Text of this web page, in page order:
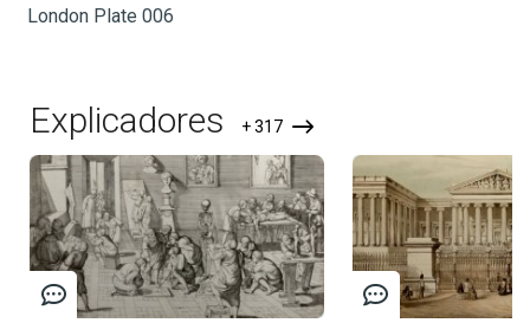
London Plate 006
Explicadores + 317